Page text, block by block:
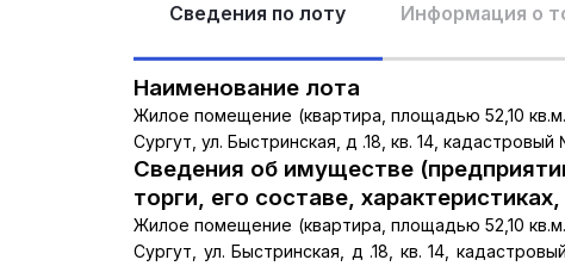
Сведения по лоту Информация о
Наименование лота
Жилое помещение (квартира, площадью 52,10
Сургут, ул. Быстринская, д .18, кв. 14,
Сведения об имуществе
торги, его составе,
Жилое помещение (квартира, площадью 52,10
Сургут, ул. Быстринская, д .18, кв. 14,